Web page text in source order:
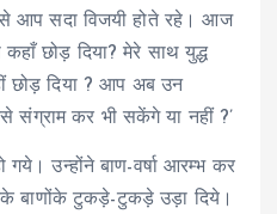
आप सदा विजयी होते रहे। आज
छोड़ दिया? मेरे साथ युद्ध
छोड़ दिया ? आप अब उन
संग्राम कर भी सकेंगे या नहीं ?’
गये। उन्होंने बाण-वर्षा आरम्भ कर
बाणोंके टुकड़े-टुकड़े उड़ा दिये।